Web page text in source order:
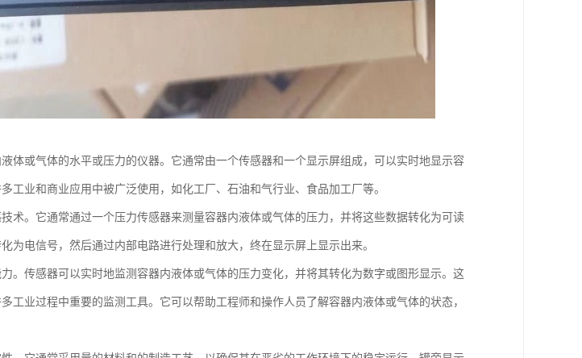
体或气体的水平或压力的仪器。它通常由一个传感器和一个显示屏组成，可以实时地显示容
工业和商业应用中被广泛使用，如化工厂、石油和气行业、食品加工厂等。
术。它通常通过一个压力传感器来测量容器内液体或气体的压力，并将这些数据转化为可读
为电信号，然后通过内部电路进行处理和放大，终在显示屏上显示出来。
。传感器可以实时地监测容器内液体或气体的压力变化，并将其转化为数字或图形显示。这
工业过程中重要的监测工具。它可以帮助工程师和操作人员了解容器内液体或气体的状态，